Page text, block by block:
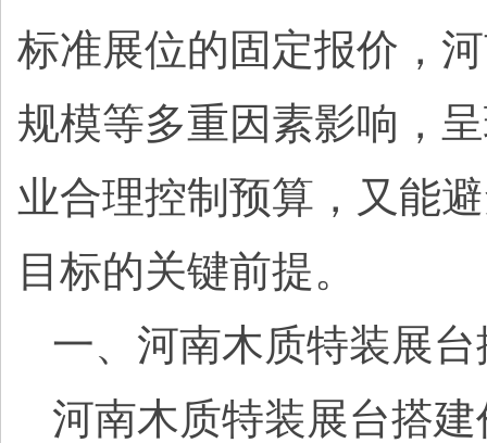
标准展位的固定报价，
规模等多重因素影响，
业合理控制预算，又能
目标的关键前提。
一、河南木质特装展
河南木质特装展台搭